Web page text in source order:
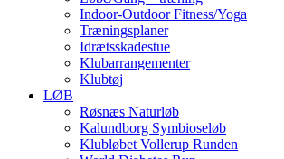
Indoor-Outdoor Fitness/Yoga
Træningsplaner
Idrætsskadestue
Klubarrangementer
Klubtøj
LØB
Røsnæs Naturløb
Kalundborg Symbioseløb
Klubløbet Vollerup Runden